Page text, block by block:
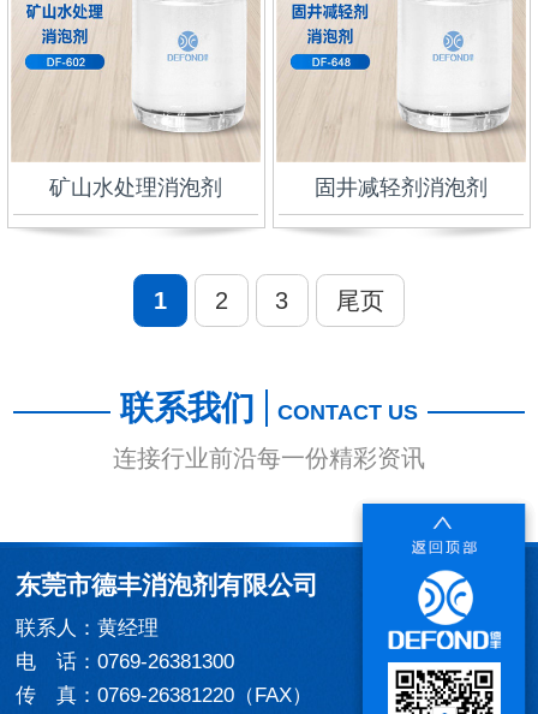
矿山水处理消泡剂 固井减轻剂消泡剂
1 2 3 尾页
联系我们 CONTACT US
连接行业前沿每一份精彩资讯
东莞市德丰消泡剂有限公司
联系人：黄经理
电 话：0769-26381300
传 真：0769-26381220（FAX）